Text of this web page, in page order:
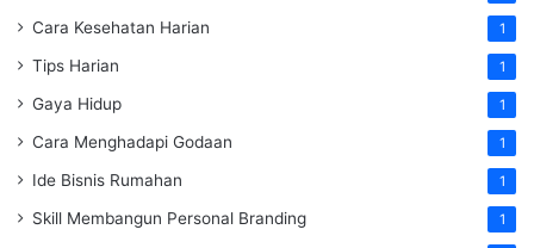
Cara Kesehatan Harian 1
Tips Harian 1
Gaya Hidup 1
Cara Menghadapi Godaan 1
Ide Bisnis Rumahan 1
Skill Membangun Personal Branding 1